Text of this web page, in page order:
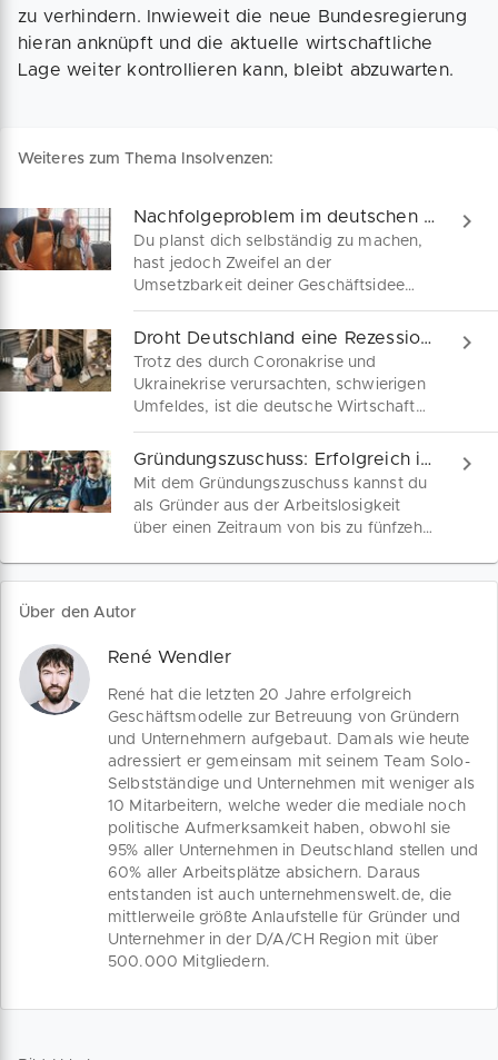
zu verhindern. Inwieweit die neue Bundesregierung
hieran anknüpft und die aktuelle wirtschaftliche
Lage weiter kontrollieren kann, bleibt abzuwarten.
Weiteres zum Thema Insolvenzen:
Nachfolgeproblem im deutschen Mittelstand auch eine Chance für dich
Du planst dich selbständig zu machen,
hast jedoch Zweifel an der
Umsetzbarkeit deiner Geschäftsidee
oder scheiterst an der Businessplanung
für deine Gründung? Statt einer
individuellen Neugründung, kannst du
dann eine Geschäftsübernahme prüfen.
Der deutsche Mittelstand sucht nach
Nachfolgern, die ein bestehendes
übernehmen.
Droht Deutschland eine Rezession?
Trotz des durch Coronakrise und
Ukrainekrise verursachten, schwierigen
Umfeldes, ist die deutsche Wirtschaft
im ersten Quartal 2022 leicht
gewachsen. Die Verunsicherung unter
den Verbrauchern mit Folgen für den
Konsum bleibt weiter erhöht. Für das
zweite Quartal droht laut
Wirtschaftsleistung. Droht nun eine
Rezession?
Gründungszuschuss: Erfolgreich in die Selbständigkeit
Mit dem Gründungszuschuss kannst du
als Gründer aus der Arbeitslosigkeit
über einen Zeitraum von bis zu fünfzehn
Erwerbseinkommen. Bestimmte
Gruppen profitieren dabei
Über den Autor
René Wendler
René hat die letzten 20 Jahre erfolgreich
Geschäftsmodelle zur Betreuung von Gründern
und Unternehmern aufgebaut. Damals wie heute
adressiert er gemeinsam mit seinem Team Solo-
Selbstständige und Unternehmen mit weniger als
10 Mitarbeitern, welche weder die mediale noch
politische Aufmerksamkeit haben, obwohl sie
95% aller Unternehmen in Deutschland stellen und
60% aller Arbeitsplätze absichern. Daraus
entstanden ist auch unternehmenswelt.de, die
mittlerweile größte Anlaufstelle für Gründer und
Unternehmer in der D/A/CH Region mit über
500.000 Mitgliedern.